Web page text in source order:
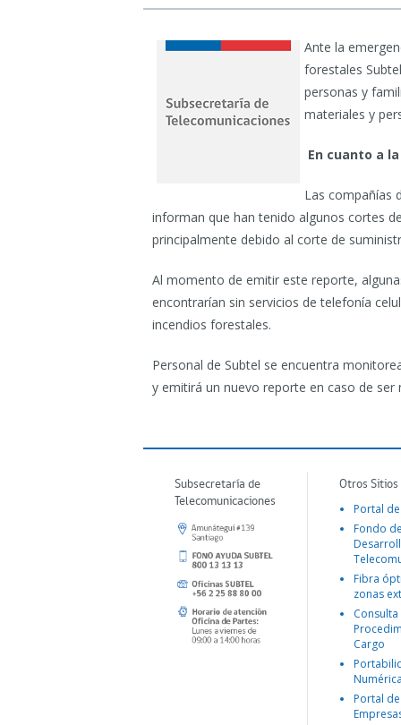
Ante la
forestales
personas y
materiales y
En cuanto a
Las compañías
informan que han tenido algunos cortes
principalmente debido al corte de
Al momento de emitir este reporte,
encontrarían sin servicios de telefonía
incendios forestales.
Personal de Subtel se encuentra
y emitirá un nuevo reporte en caso de ser
Subsecretaría de
Telecomunicaciones
Otros
Portal
Fondo
Fibra
zonas
Consulta
Cargo
Portal